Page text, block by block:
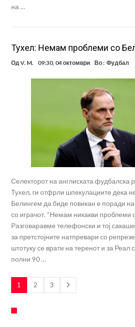
на …
Тухел: Немам проблеми со
Од V. M. 09:30, 04 октомври Во : Фудбал
Селекторот на англиската фудбалска
Тухел, ги отфрли шпекулациите дека
Белингем да биде повикан е поради
со играчот. “Немам никакви проблеми
Разговаравме телефонски и тој
за претстојните натпревари со
штотуку се врати на теренот и за Реал
полни 90 …
1 2 3